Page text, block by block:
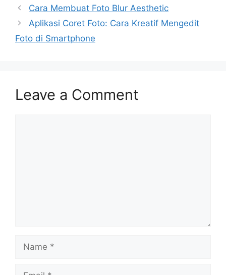
Cara Membuat Foto Blur Aesthetic
Aplikasi Coret Foto: Cara Kreatif Mengedit
Foto di Smartphone
Leave a Comment
Name
Email